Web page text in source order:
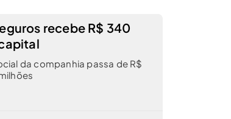
recebe R$ 340
da companhia passa de R$